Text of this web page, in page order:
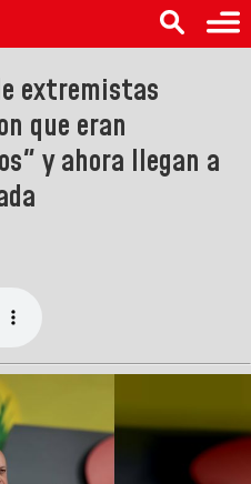
extremistas
que eran
y ahora llegan a